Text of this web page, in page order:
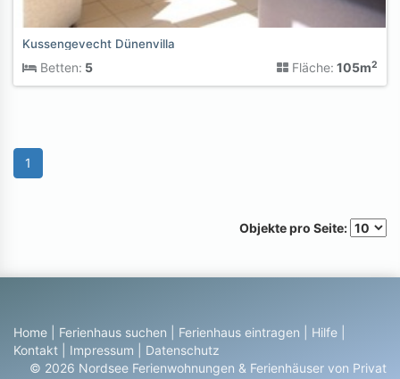
Kussengevecht Dünenvilla
Betten: 5 Fläche: 105m2
1
Objekte pro Seite:
Home Ferienhaus suchen Ferienhaus eintragen Hilfe
Kontakt
Impressum
Datenschutz
© 2026 Nordsee Ferienwohnungen & Ferienhäuser von Privat